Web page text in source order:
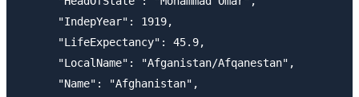
      "IndepYear": 1919,
      "LifeExpectancy": 45.9,
      "LocalName": "Afganistan/Afqanestan",
      "Name": "Afghanistan",